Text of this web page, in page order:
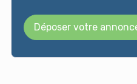
Déposer votre